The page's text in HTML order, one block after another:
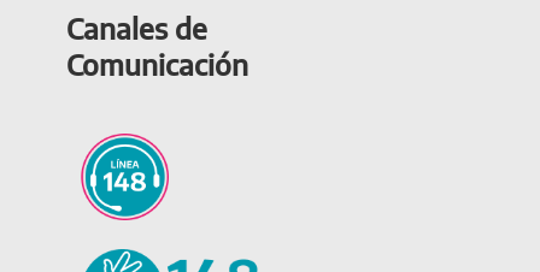
Canales de
Comunicación